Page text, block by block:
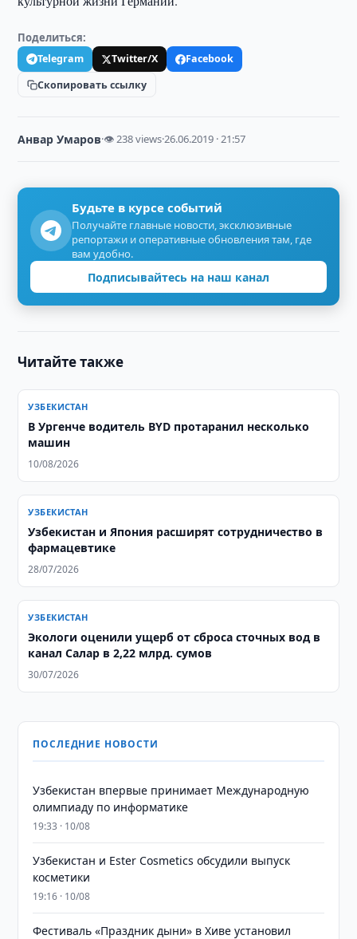
Поделиться:
Telegram Twitter/X
Facebook
Скопировать ссылку
Анвар Умаров·👁 238 views·26.06.2019 · 21:57
Будьте в курсе событий
Получайте главные новости, эксклюзивные
репортажи и оперативные обновления там, где
вам удобно.
Подписывайтесь на наш канал
Читайте также
УЗБЕКИСТАН
В Ургенче водитель BYD протаранил несколько
машин
10/08/2026
УЗБЕКИСТАН
Узбекистан и Япония расширят сотрудничество в
фармацевтике
28/07/2026
УЗБЕКИСТАН
Экологи оценили ущерб от сброса сточных вод в
канал Салар в 2,22 млрд. сумов
30/07/2026
ПОСЛЕДНИЕ НОВОСТИ
Узбекистан впервые принимает Международную
олимпиаду по информатике
19:33 · 10/08
Узбекистан и Ester Cosmetics обсудили выпуск
косметики
19:16 · 10/08
Фестиваль «Праздник дыни» в Хиве установил